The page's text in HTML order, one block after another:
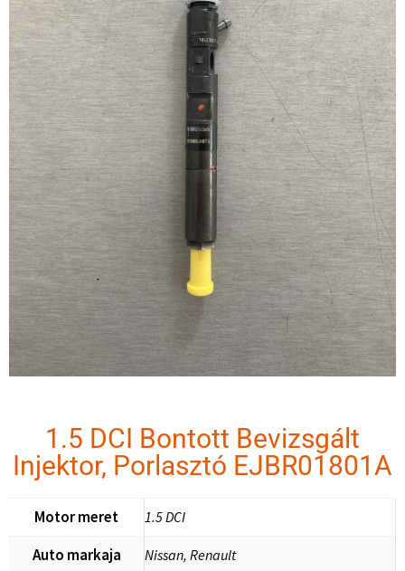
1.5 DCI Bontott Bevizsgált
Injektor, Porlasztó EJBR01801A
Motor meret 1.5 DCI
Auto markaja Nissan, Renault